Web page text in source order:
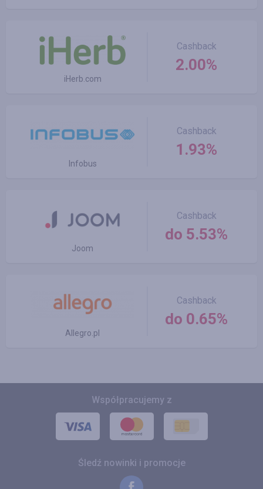
iHerb.com
Cashback
2.00%
Infobus
Cashback
1.93%
Joom
Cashback
do 5.53%
Allegro.pl
Cashback
do 0.65%
Współpracujemy z
Śledź nowinki i promocje